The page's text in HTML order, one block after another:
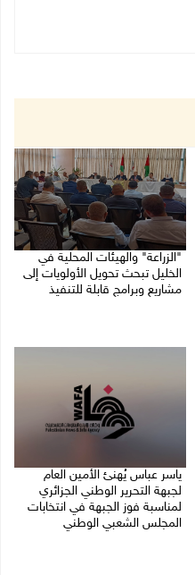
"الزراعة" والهيئات المحلية في
الخليل تبحث تحويل الأولويات إلى
مشاريع وبرامج قابلة للتنفيذ
ياسر عباس يُهنئ الأمين العام
لجبهة التحرير الوطني الجزائري
لمناسبة فوز الجبهة في انتخابات
المجلس الشعبي الوطني